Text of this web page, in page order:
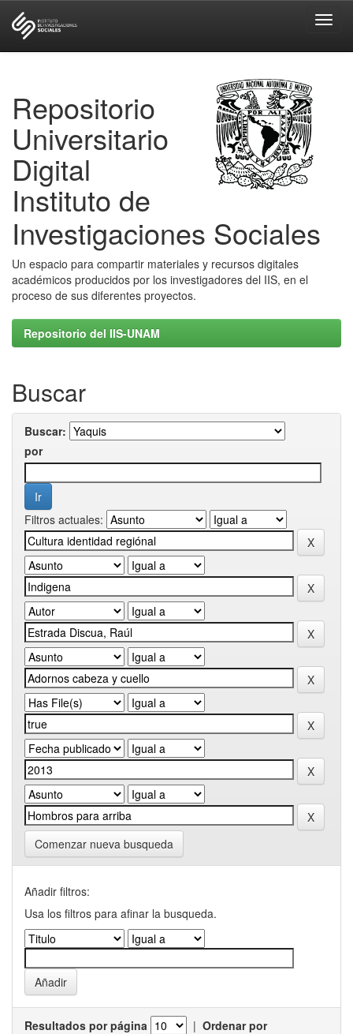
Repositorio
Universitario
Digital
Instituto de
Investigaciones Sociales
Un espacio para compartir materiales y recursos digitales
académicos producidos por los investigadores del IIS, en el
proceso de sus diferentes proyectos.
Repositorio del IIS-UNAM
Buscar
Buscar:
por
Filtros actuales:
Comenzar nueva busqueda
Añadir filtros:
Usa los filtros para afinar la busqueda.
Resultados por página | Ordenar por